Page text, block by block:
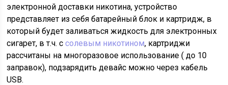
электронной доставки никотина, устройство
представляет из себя батарейный блок и картридж, в
который будет заливаться жидкость для электронных
сигарет, в т.ч. ссолевым никотином, картриджи
рассчитаны на многоразовое использование ( до 10
заправок), подзарядить девайс можно через кабель
USB.